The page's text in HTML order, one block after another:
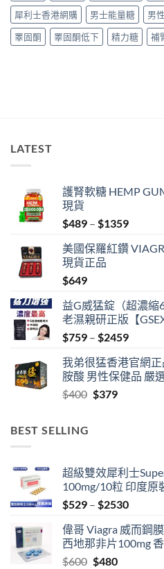
學〉
中
驗
與
安
犀利士香港網購
男士能量糖 男
睪固酮
睪固酮低下 精力糖 補
LATEST
護腎軟糖 HEMP
現貨
$489 – $1359Price
$489
美國保羅紅鑽
現貨正品
$649
益G威猛錠（超濃縮
老濕親研正版【
$759 – $2459Price
$759
我弟很猛香港官網
胺酸 男性保健品 嚴
$400 Original
$379Current
BEST SELLING
超級雙效犀利士
100mg/10粒 印度原
$529 – $2530Price
$529
偉哥 Viagra 威而鋼
西地那非片100mg
$600 Original
$480Current